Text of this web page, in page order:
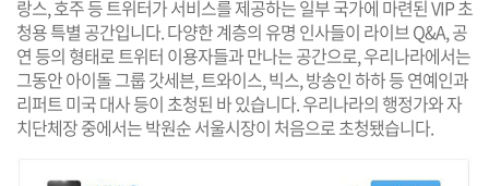
랑스, 호주 등 트위터가 서비스를 제공하는 일부 국가에 마련된 VIP 초
청용 특별 공간입니다. 다양한 계층의 유명 인사들이 라이브 Q&A, 공
연 등의 형태로 트위터 이용자들과 만나는 공간으로, 우리나라에서는
그동안 아이돌 그룹 갓세븐, 트와이스, 빅스, 방송인 하하 등 연예인과
리퍼트 미국 대사 등이 초청된 바 있습니다. 우리나라의 행정가와 자
치단체장 중에서는 박원순 서울시장이 처음으로 초청됐습니다.